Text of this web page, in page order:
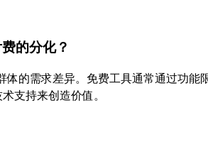
的分化？
的需求差异。免费工具通常通过功能
支持来创造价值。